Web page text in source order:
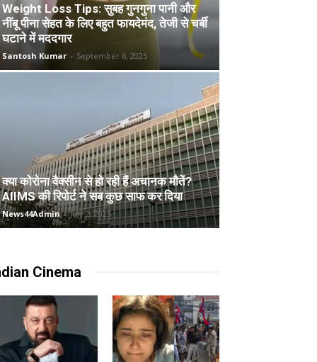
Weight Loss Tips: सुबह गुनगुना पानी और
नींबू पीना सेहत के लिए बहुत फायदेमंद, तेजी से चर्बी
घटाने में मददगार
Santosh Kumar - September 6, 2025
क्या कोरोना वैक्सीन से हो रही हैं अचानक मौतें?
AIIMS की रिपोर्ट ने सब कुछ साफ कर दिया
News44Admin - July 2, 2025
Cinema